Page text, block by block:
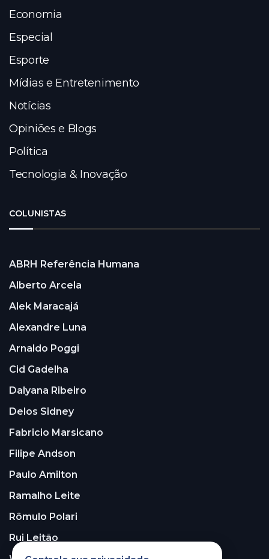
Economia
Especial
Esporte
Mídias e Entretenimento
Notícias
Opiniões e Blogs
Política
Tecnologia & Inovação
COLUNISTAS
ABRH Referência Humana
Alberto Arcela
Alek Maracajá
Alexandre Luna
Arnaldo Poggi
Cid Gadelha
Dalyana Ribeiro
Delos Sidney
Fabricio Marsicano
Filipe Andson
Paulo Amilton
Ramalho Leite
Rômulo Polari
Rui Leitão